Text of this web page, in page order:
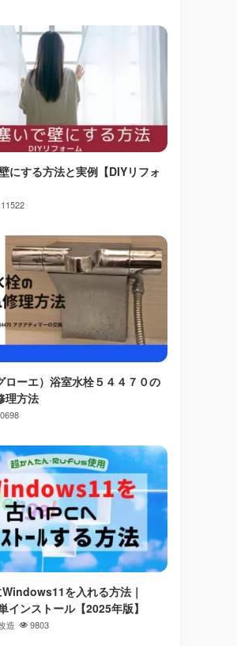
にする方法と実例【DIYリフォ
11522
ローエ）浴室水栓５４４７０の
理方法
を入れる方法｜
インストール【2025年版】
造 9803